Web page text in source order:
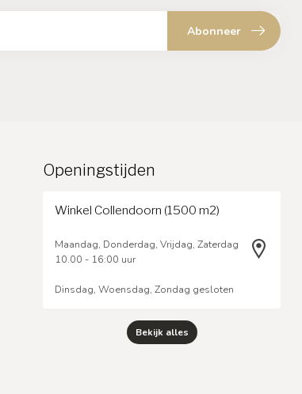
Abonneer
Openingstijden
Winkel Collendoorn (1500 m2)
Maandag, Donderdag, Vrijdag, Zaterdag
10.00 - 16:00 uur
Dinsdag, Woensdag, Zondag gesloten
Bekijk alles